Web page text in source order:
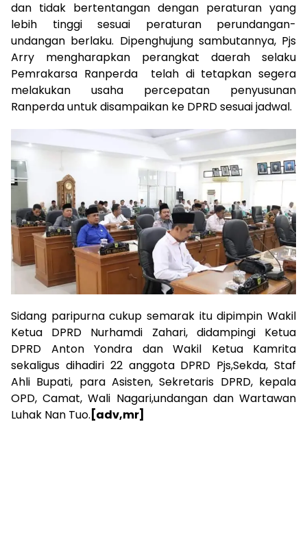
dan tidak bertentangan dengan peraturan yang
lebih tinggi sesuai peraturan perundangan-
undangan berlaku. Dipenghujung sambutannya, Pjs
Arry mengharapkan perangkat daerah selaku
Pemrakarsa Ranperda telah di tetapkan segera
melakukan usaha percepatan penyusunan
Ranperda untuk disampaikan ke DPRD sesuai jadwal.
Sidang paripurna cukup semarak itu dipimpin Wakil
Ketua DPRD Nurhamdi Zahari, didampingi Ketua
DPRD Anton Yondra dan Wakil Ketua Kamrita
sekaligus dihadiri 22 anggota DPRD Pjs,Sekda, Staf
Ahli Bupati, para Asisten, Sekretaris DPRD, kepala
OPD, Camat, Wali Nagari,undangan dan Wartawan
Luhak Nan Tuo. [adv,mr]